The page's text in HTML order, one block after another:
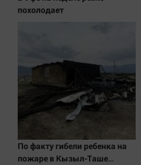
Светская жизнь
похолодает
По факту гибели ребенка на
пожаре в Кызыл-Таше